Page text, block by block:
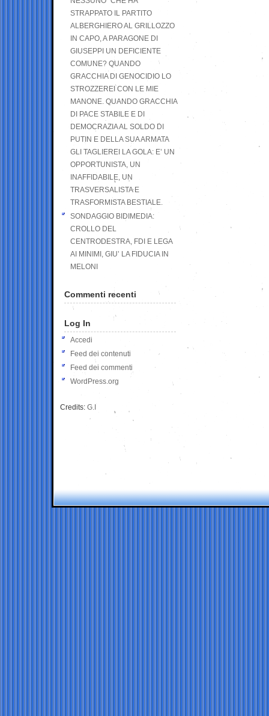
STRAPPATO IL PARTITO
ALBERGHIERO AL GRILLOZZO
IN CAPO, A PARAGONE DI
GIUSEPPI UN DEFICIENTE
COMUNE? QUANDO
GRACCHIA DI GENOCIDIO LO
STROZZEREI CON LE MIE
MANONE. QUANDO GRACCHIA
DI PACE STABILE E DI
DEMOCRAZIA AL SOLDO DI
PUTIN E DELLA SUA ARMATA
GLI TAGLIEREI LA GOLA: E’ UN
OPPORTUNISTA, UN
INAFFIDABILE, UN
TRASVERSALISTA E
TRASFORMISTA BESTIALE.
SONDAGGIO BIDIMEDIA:
CROLLO DEL
CENTRODESTRA, FDI E LEGA
AI MINIMI, GIU’ LA FIDUCIA IN
MELONI
Commenti recenti
Log In
Accedi
Feed dei contenuti
Feed dei commenti
WordPress.org
Credits: G.I